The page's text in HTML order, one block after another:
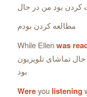
بود من در حال
مطالعه کردن بودم
While Ellenwas
تماشای تلویزیون
بود
Wereyou listening